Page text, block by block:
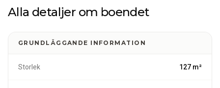
Alla detaljer om boendet
GRUNDLÄGGANDE INFORMATION
Storlek 127 m²